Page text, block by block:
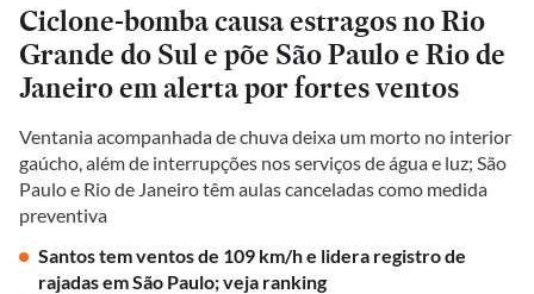
Ciclone-bomba causa estragos no Rio
Grande do Sul e põe São Paulo e Rio de
Janeiro em alerta por fortes ventos
Ventania acompanhada de chuva deixa um morto no interior
gaúcho, além de interrupções nos serviços de água e luz; São
Paulo e Rio de Janeiro têm aulas canceladas como medida
preventiva
Santos tem ventos de 109 km/h e lidera registro de
rajadas em São Paulo; veja ranking